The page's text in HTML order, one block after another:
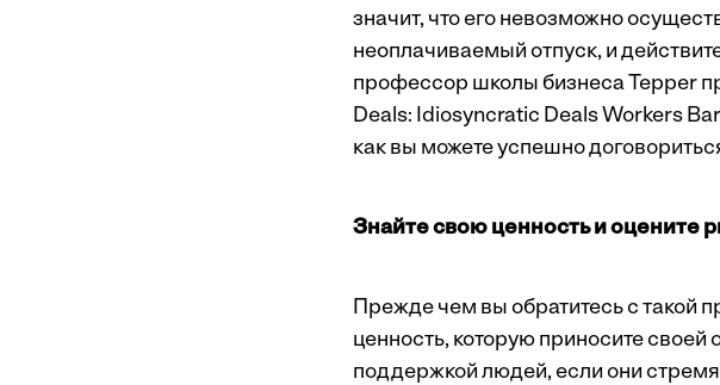
значит, что его невозможно
неоплачиваемый отпуск, и
профессор школы бизнеса Tepper
Deals: Idiosyncratic Deals Workers
как вы можете успешно
Знайте свою ценность и оцените
Прежде чем вы обратитесь с такой
ценность, которую приносите своей
поддержкой людей, если они